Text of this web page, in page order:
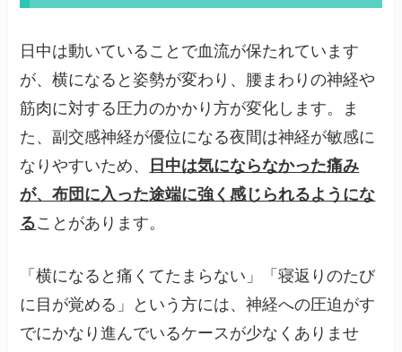
日中は動いていることで血流が保たれています
が、横になると姿勢が変わり、腰まわりの神経や
筋肉に対する圧力のかかり方が変化します。ま
た、副交感神経が優位になる夜間は神経が敏感に
なりやすいため、
日中は気にならなかった痛み
が、布団に入った途端に強く感じられるようにな
ることがあります。
「横になると痛くてたまらない」「寝返りのたび
に目が覚める」という方には、神経への圧迫がす
でにかなり進んでいるケースが少なくありませ